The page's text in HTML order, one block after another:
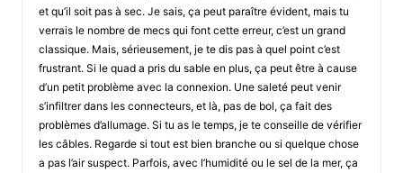
et qu’il soit pas à sec. Je sais, ça peut paraître évident, mais tu
verrais le nombre de mecs qui font cette erreur, c’est un grand
classique. Mais, sérieusement, je te dis pas à quel point c’est
frustrant. Si le quad a pris du sable en plus, ça peut être à cause
d’un petit problème avec la connexion. Une saleté peut venir
s’infiltrer dans les connecteurs, et là, pas de bol, ça fait des
problèmes d’allumage. Si tu as le temps, je te conseille de vérifier
les câbles. Regarde si tout est bien branche ou si quelque chose
a pas l’air suspect. Parfois, avec l’humidité ou le sel de la mer, ça